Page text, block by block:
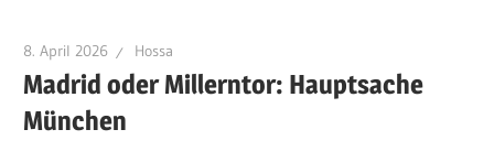
8. April 2026 Hossa
Madrid oder Millerntor: Hauptsache
München